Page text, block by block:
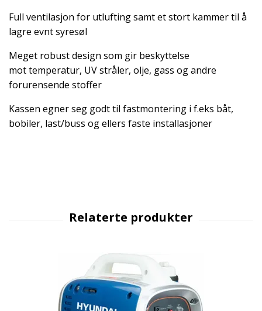
Full ventilasjon for utlufting samt et stort kammer til å
lagre evnt syresøl
Meget robust design som gir beskyttelse
mot temperatur, UV stråler, olje, gass og andre
forurensende stoffer
Kassen egner seg godt til fastmontering i f.eks båt,
bobiler, last/buss og ellers faste installasjoner